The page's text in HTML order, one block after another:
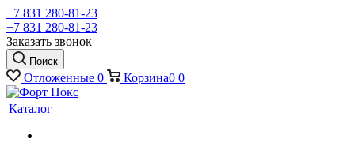
+7 831 280-81-23
+7 831 280-81-23
Заказать звонок
Поиск
Отложенные 0 Корзина0 0
Каталог